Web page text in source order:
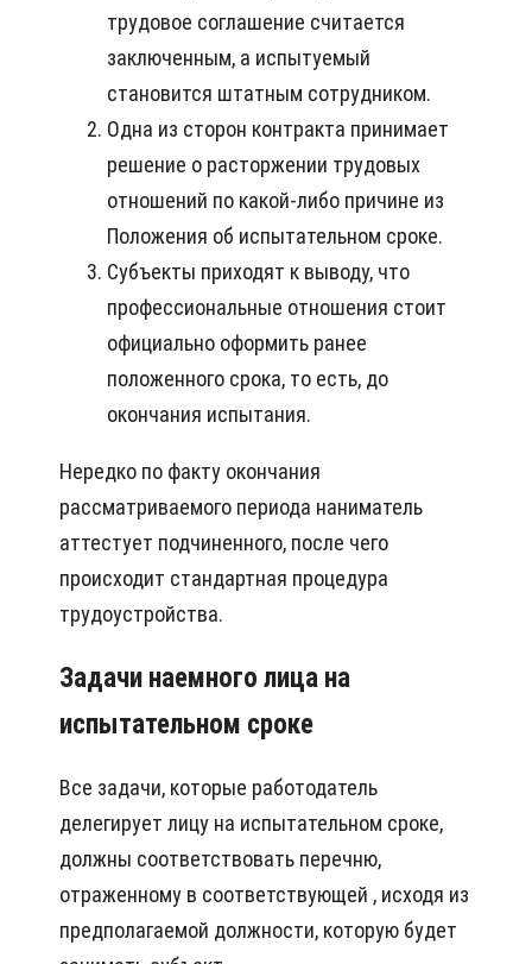
трудовое соглашение считается
заключенным, а испытуемый
становится штатным сотрудником.
Одна из сторон контракта принимает
решение о расторжении трудовых
отношений по какой-либо причине из
Положения об испытательном сроке.
Субъекты приходят к выводу, что
профессиональные отношения стоит
официально оформить ранее
положенного срока, то есть, до
окончания испытания.
Нередко по факту окончания
рассматриваемого периода наниматель
аттестует подчиненного, после чего
происходит стандартная процедура
трудоустройства.
Задачи наемного лица на
испытательном сроке
Все задачи, которые работодатель
делегирует лицу на испытательном сроке,
должны соответствовать перечню,
отраженному в соответствующей , исходя из
предполагаемой должности, которую будет